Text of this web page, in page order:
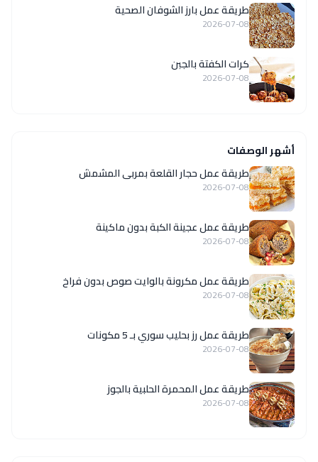
طريقة عمل بارز الشوفان الصحية
2026-07-08
كرات الكفتة بالجبن
2026-07-08
أشهر الوصفات
طريقة عمل حجار القلعة بمربى المشمش
2026-07-08
طريقة عمل عجينة الكبة بدون ماكينة
2026-07-08
طريقة عمل مكرونة بالوايت صوص بدون فراخ
2026-07-08
طريقة عمل رز بحليب سوري بـ 5 مكونات
2026-07-08
طريقة عمل المحمرة الحلبية بالجوز
2026-07-08